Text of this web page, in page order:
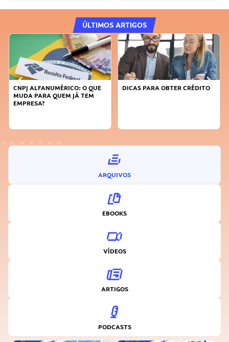
ÚLTIMOS ARTIGOS
CNPJ ALFANUMÉRICO: O QUE
MUDA PARA QUEM JÁ TEM
EMPRESA?
DICAS PARA OBTER CRÉDITO
ARQUIVOS
EBOOKS
VÍDEOS
ARTIGOS
PODCASTS